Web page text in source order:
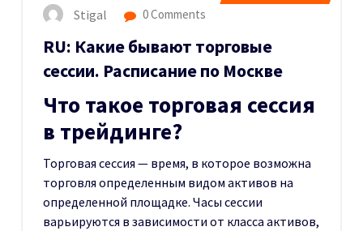
Stigal 0 Comments
RU: Какие бывают торговые
сессии. Расписание по Москве
Что такое торговая сессия
в трейдинге?
Торговая сессия — время, в которое возможна
торговля определенным видом активов на
определенной площадке. Часы сессии
варьируются в зависимости от класса активов,